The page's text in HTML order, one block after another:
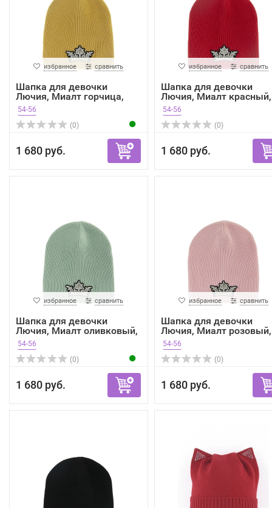
избранное сравнить
Шапка для девочки
Лючия, Миалт горчица,
зима
54-56
(0)
1 680 руб.
избранное сравнить
Шапка для девочки
Лючия, Миалт красный,
зима
54-56
(0)
1 680 руб.
избранное сравнить
Шапка для девочки
Лючия, Миалт оливковый,
зима
54-56
(0)
1 680 руб.
избранное сравнить
Шапка для девочки
Лючия, Миалт розовый,
зима
54-56
(0)
1 680 руб.